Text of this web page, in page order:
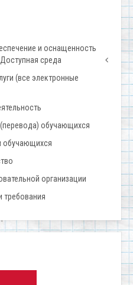
и оснащенность
среда
(все электронные
обучающихся
обучающихся
организации
требования